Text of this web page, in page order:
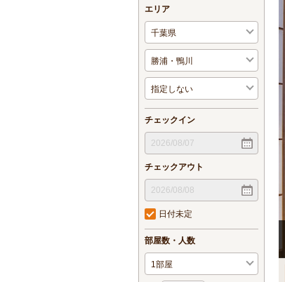
エリア
チェックイン
チェックアウト
日付未定
部屋数・人数